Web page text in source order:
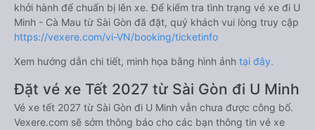
khởi hành để chuẩn bị lên xe. Để kiểm tra tình trạng vé xe đi U
Minh - Cà Mau từ Sài Gòn đã đặt, quý khách vui lòng truy cập
https://vexere.com/vi-VN/booking/ticketinfo
Xem hướng dẫn chi tiết, minh họa bằng hình ảnh tại đây.
Đặt vé xe Tết 2027 từ Sài Gòn đi U Minh
Vé xe tết 2027 từ Sài Gòn đi U Minh vẫn chưa được công bố.
Vexere.com sẽ sớm thông báo cho các bạn thông tin vé xe